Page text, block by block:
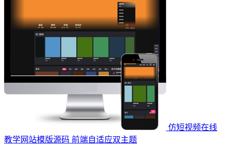
仿短视频在线
教学网站模版源码 前端自适应双主题